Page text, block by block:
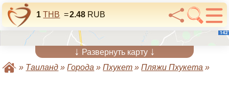
1 THB =2.48 RUB
↓ Развернуть карту ↓
» Таиланд »Города »Пхукет »Пляжи Пхукета »